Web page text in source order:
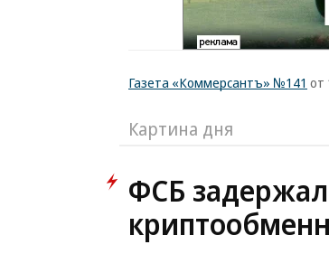
Газета «Коммерсантъ» №141 от
Картина дня
ФСБ